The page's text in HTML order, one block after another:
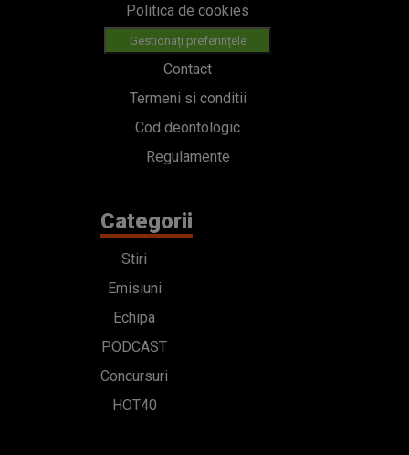
Politica de cookies
Gestionați preferințele
Contact
Termeni si conditii
Cod deontologic
Regulamente
Categorii
Stiri
Emisiuni
Echipa
PODCAST
Concursuri
HOT40